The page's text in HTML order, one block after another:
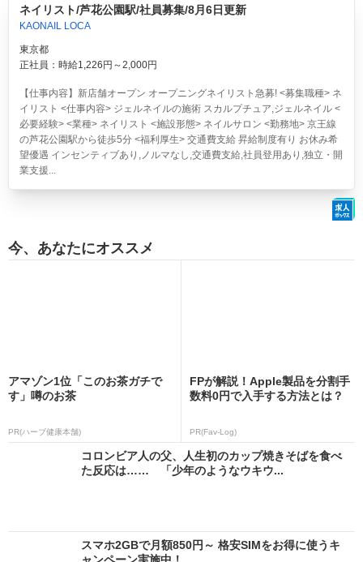
ネイリスト/芦花公園駅/社員募集/8月6日更新
KAONAIL LOCA
東京都
正社員：時給1,226円～2,000円
【仕事内容】新店舗オープン オープニングネイリスト急募! <募集職種> ネ
イリスト <仕事内容> ジェルネイルの施術 スカルプチュア,ジェルネイル <
必要経験> <業種> ネイリスト <施設形態> ネイルサロン <勤務地> 京王線
の芦花公園駅から徒歩5分 <福利厚生> 交通費支給 昇給制度有り お休み希
望優遇 インセンティブあり,ノルマなし,交通費支給,社員登用あり,独立・開
業支援...
今、あなたにオススメ
アマゾン1位「このお茶ガチで
す」噂のお茶
PR(ハーブ健康本舗)
FPが解説！Apple製品を分割手
数料0円で入手する方法とは？
PR(Fav-Log)
コロンビア人の父、人生初のカップ焼きそばを食べ
た反応は…… 「少年のようなウキウ...
スマホ2GBで月額850円～ 格安SIMをお得に使うキ